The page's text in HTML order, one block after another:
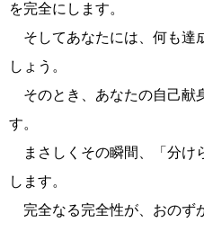
を完全にします。
そしてあなたには、何も達
しょう。
そのとき、あなたの自己献
す。
まさしくその瞬間、「分け
します。
完全なる完全性が、おのず